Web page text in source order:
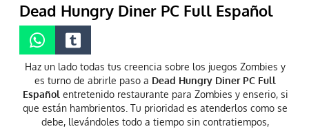
Dead Hungry Diner PC Full Español
Haz un lado todas tus creencia sobre los juegos Zombies y
es turno de abrirle paso a Dead Hungry Diner PC Full
Españolentretenido restaurante para Zombies y enserio, si
que están hambrientos. Tu prioridad es atenderlos como se
debe, llevándoles todo a tiempo sin contratiempos,